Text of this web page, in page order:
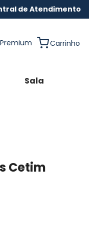
de Atendimento
Sala
Cetim